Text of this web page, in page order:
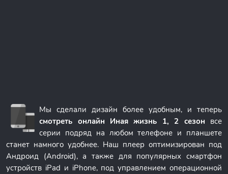
Мы сделали дизайн более удобным, и теперь
смотреть онлайн Иная жизнь 1, 2 сезон все
серии подряд на любом телефоне и планшете
станет намного удобнее. Наш плеер оптимизирован под
Андроид (Android), а также для популярных смартфон
устройств iPad и iPhone, под управлением операционной